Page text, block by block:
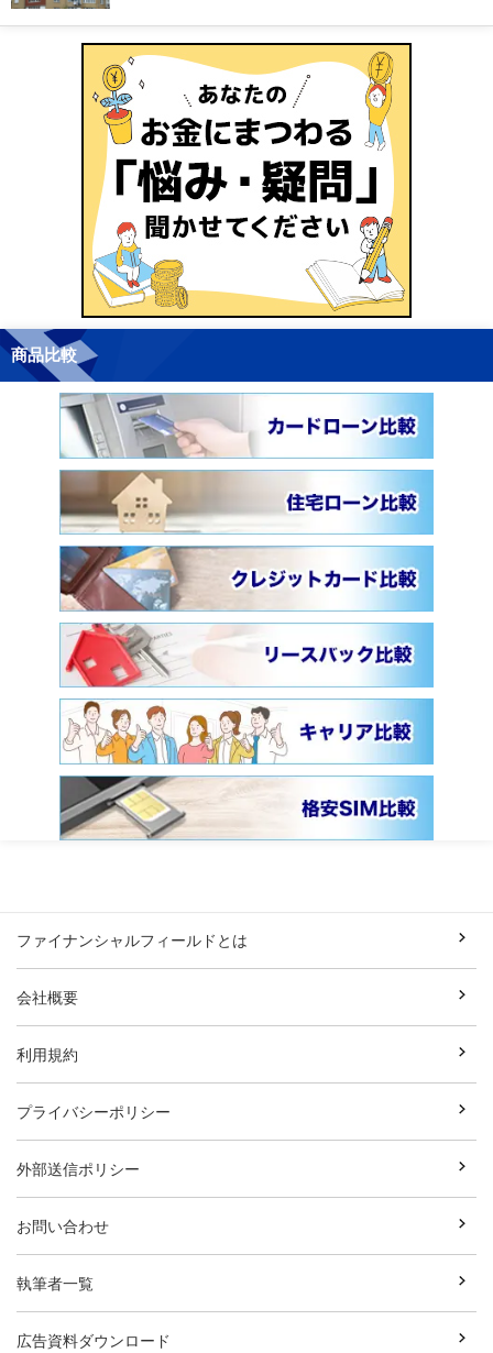
商品比較
ファイナンシャルフィールドとは
会社概要
利用規約
プライバシーポリシー
外部送信ポリシー
お問い合わせ
執筆者一覧
広告資料ダウンロード